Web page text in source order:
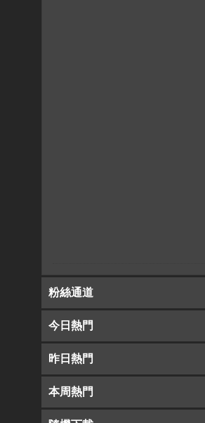
粉絲通道
今日熱門
昨日熱門
本周熱門